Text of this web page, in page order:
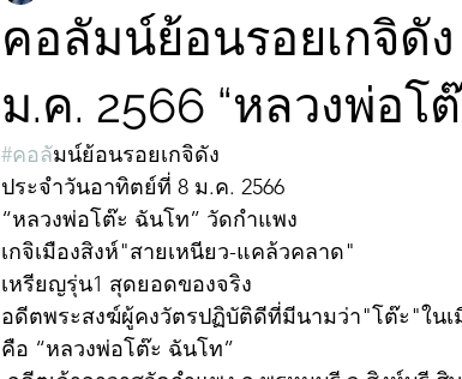
คอลัมน์ย้อนรอยเกจิดั
ม.ค. 2566 “หลวงพ่อโ
#คอลัมน์ย้อนรอยเกจิดัง
ประจำวันอาทิตย์ที่ 8 ม.ค. 2566
“หลวงพ่อโต๊ะ ฉันโท” วัดกำแพง
เกจิเมืองสิงห์"สายเหนียว-แคล้วคลาด"
เหรียญรุ่น1 สุดยอดของจริง
อดีตพระสงฆ์ผู้คงวัตรปฏิบัติดีที่มีนามว่า"โต๊ะ"ใน
คือ “หลวงพ่อโต๊ะ ฉันโท”